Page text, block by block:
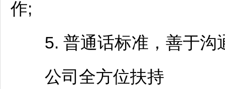
作;
5. 普通话标准，善于沟
公司全方位扶持